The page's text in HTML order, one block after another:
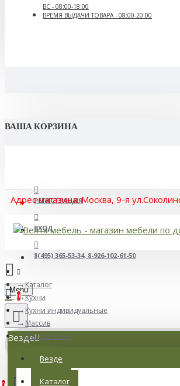
ВС - 08:00-18:00
ВРЕМЯ ВЫДАЧИ ТОВАРА - 08:00-20:00
ВАША КОРЗИНА
РЕГИСТРАЦИЯ
ВХОД
8(495) 365-53-34, 8-926-102-61-50
Адрес магазина: Москва, 9-я
Menu
0
Везде
Везде
Каталог
Товаров: 0 (0 р.)
Каталог
Кухни
Кухни индивидуальные
Массив
Массив Ясеня